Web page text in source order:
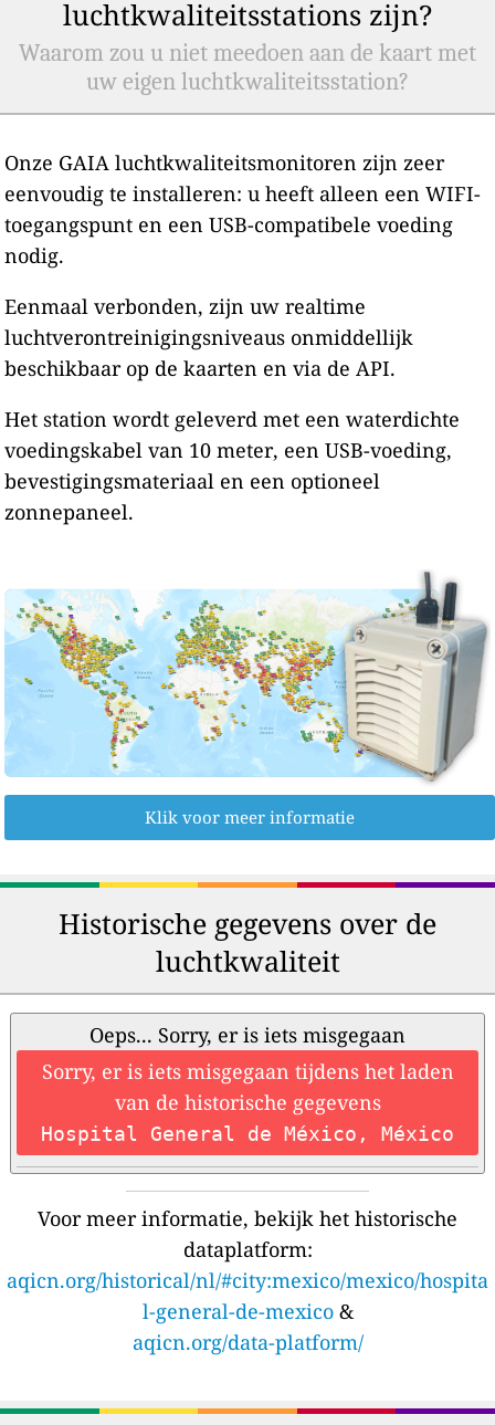
luchtkwaliteitsstations zijn?
Waarom zou u niet meedoen aan de kaart met
uw eigen luchtkwaliteitsstation?
Onze GAIA luchtkwaliteitsmonitoren zijn zeer
eenvoudig te installeren: u heeft alleen een WIFI-
toegangspunt en een USB-compatibele voeding
nodig.
Eenmaal verbonden, zijn uw realtime
luchtverontreinigingsniveaus onmiddellijk
beschikbaar op de kaarten en via de API.
Het station wordt geleverd met een waterdichte
voedingskabel van 10 meter, een USB-voeding,
bevestigingsmateriaal en een optioneel
zonnepaneel.
Klik voor meer informatie
Historische gegevens over de
luchtkwaliteit
Oeps... Sorry, er is iets misgegaan
Sorry, er is iets misgegaan tijdens het laden
van de historische gegevens
Hospital General de México, México
Voor meer informatie, bekijk het historische
dataplatform:
aqicn.org/historical/nl/#city:mexico/mexico/hospita
l-general-de-mexico&
aqicn.org/data-platform/